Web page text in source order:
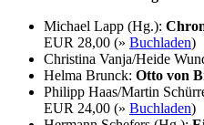
Michael Lapp (Hg.):
EUR 28,00 (» Buchladen)
Christina Vanja/Heide
Helma Brunck: Otto von
Philipp Haas/Martin
EUR 24,00 (» Buchladen)